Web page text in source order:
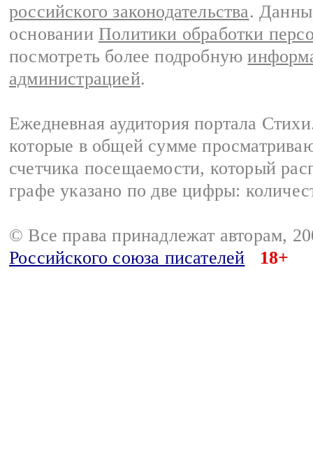
российского законодательства.
основании Политики обработки
посмотреть более подробную
администрацией.
Ежедневная аудитория портала
которые в общей сумме
счетчика посещаемости, который
графе указано по две цифры:
© Все права принадлежат авторам,
Российского союза писателей
18+